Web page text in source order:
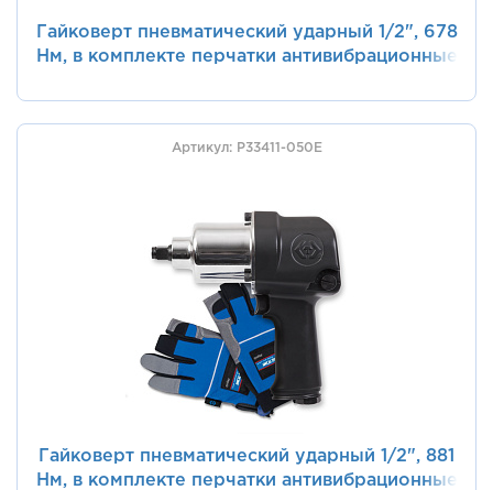
Гайковерт пневматический ударный 1/2", 678
Нм, в комплекте перчатки антивибрационные
Артикул: P33411-050E
Гайковерт пневматический ударный 1/2", 881
Нм, в комплекте перчатки антивибрационные